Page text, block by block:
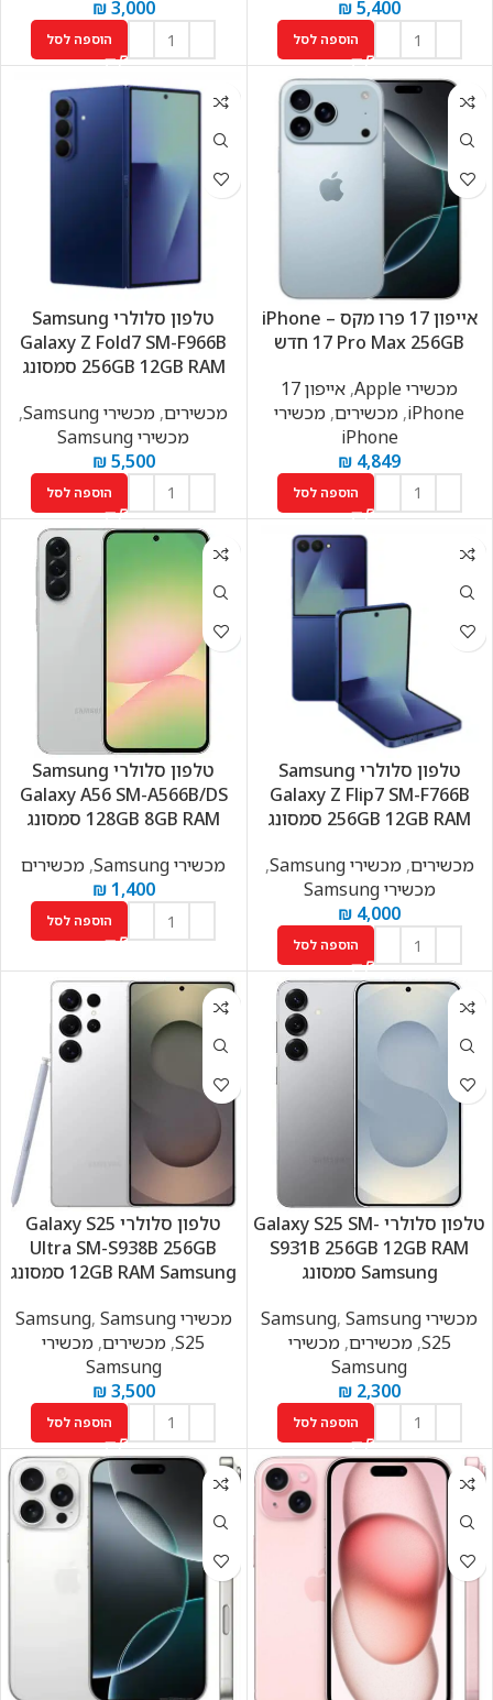
₪5,400
הוספה לסל
₪3,000
הוספה לסל
אייפון 17 פרו מקס – iPhone
17 Pro Max 256GB חדש
מכשירי Apple
,
אייפון 17
iPhone
, מכשירים, מכשירי
iPhone
₪ 4,849
הוספה לסל
טלפון סלולרי Samsung
Galaxy Z Fold7 SM-F966B
256GB 12GB RAM סמסונג
מכשירים, מכשירי Samsung
,
מכשירי Samsung
₪5,500
הוספה לסל
טלפון סלולרי Samsung
Galaxy Z Flip7 SM-F766B
256GB 12GB RAM סמסונג
מכשירים,מכשירי Samsung
,
מכשירי Samsung
₪ 4,000
הוספה לסל
טלפון סלולרי Samsung
Galaxy A56 SM-A566B/DS
128GB 8GB RAM סמסונג
מכשירי Samsung
, מכשירים
₪1,400
הוספה לסל
טלפון סלולרי Galaxy S25 SM-
S931B 256GB 12GB RAM
Samsung סמסונג
מכשירי Samsung
,Samsung
S25
,מכשירים,מכשירי
Samsung
₪ 2,300
הוספה לסל
טלפון סלולרי Galaxy S25
Ultra SM-S938B 256GB
12GB RAM Samsung סמסונג
מכשירי Samsung
, Samsung
S25
, מכשירים, מכשירי
Samsung
₪3,500
הוספה לסל